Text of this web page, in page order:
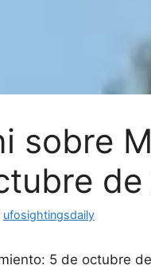
sobre
ufosightingsdaily
5 de octubre